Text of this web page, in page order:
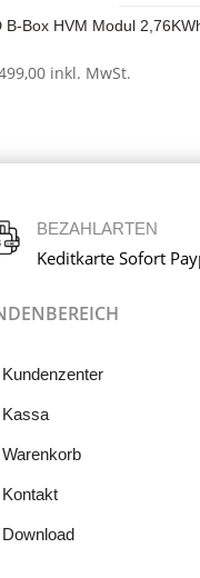
B-Box HVM Modul
inkl. MwSt.
BEZAHLARTEN
Keditkarte Sofort
Kundenzenter
Kassa
Warenkorb
Kontakt
Download